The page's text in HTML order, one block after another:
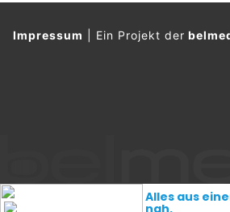
Impressum Ein Projekt der